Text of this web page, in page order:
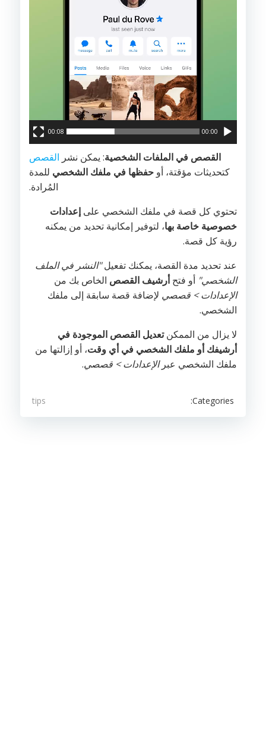
00:00
00:08
القصص في الملفات الشخصية: يمكن نشر القصص
كتحديثات مؤقتة، أو حفظها في ملفك الشخصي للمدة
المُرادة.
تحتوي كل قصة في ملفك الشخصي على إعدادات
خصوصية خاصة بها، لتوفير إمكانية تحديد من يمكنه
رؤية كل قصة.
عند تحديد مدة القصة، يمكنك تفعيل"النشر في الملف
الشخصي" أو فتحأرشيف القصص الخاص بك من
الإعدادات > قصصي لإضافة قصة سابقة إلى ملفك
الشخصي.
لا يزال من الممكنتعديل القصص الموجودة في
أرشيفك أو ملفك الشخصي في أي وقت، أو إزالتها من
ملفك الشخصي عبرالإعدادات > قصصي.
Categories:
tips